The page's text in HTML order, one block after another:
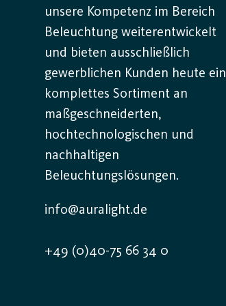
unsere Kompetenz im Bereich
Beleuchtung weiterentwickelt
und bieten ausschließlich
gewerblichen Kunden heute ein
komplettes Sortiment an
maßgeschneiderten,
hochtechnologischen und
nachhaltigen
Beleuchtungslösungen.
info@auralight.de
+49 (0)40-75 66 34 0